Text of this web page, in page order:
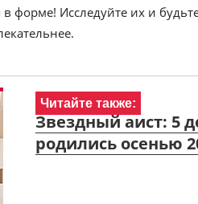
форме! Исследуйте их и
Читайте также:
Звездный аист: 5
родились осенью